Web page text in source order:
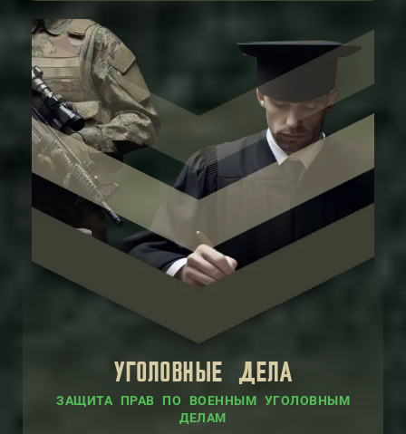
УГОЛОВНЫЕ ДЕЛА
ЗАЩИТА ПРАВ ПО ВОЕННЫМ УГОЛОВНЫМ
ДЕЛАМ